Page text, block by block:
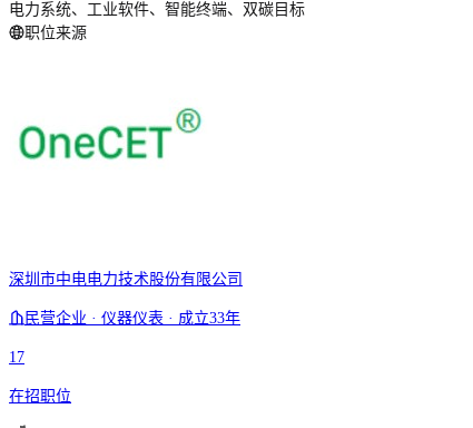
电力系统、工业软件、智能终端、双碳目标
职位来源
深圳市中电电力技术股份有限公司
民营企业 · 仪器仪表 · 成立33年
17
在招职位